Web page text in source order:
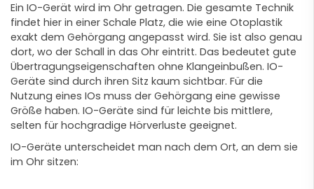
Ein IO-Gerät wird im Ohr getragen. Die gesamte Technik
findet hier in einer Schale Platz, die wie eine Otoplastik
exakt dem Gehörgang angepasst wird. Sie ist also genau
dort, wo der Schall in das Ohr eintritt. Das bedeutet gute
Übertragungseigenschaften ohne Klangeinbußen. IO-
Geräte sind durch ihren Sitz kaum sichtbar. Für die
Nutzung eines IOs muss der Gehörgang eine gewisse
Größe haben. IO-Geräte sind für leichte bis mittlere,
selten für hochgradige Hörverluste geeignet.
IO-Geräte unterscheidet man nach dem Ort, an dem sie
im Ohr sitzen: